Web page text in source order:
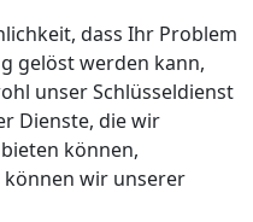
dass Ihr Problem
gelöst werden kann,
unser Schlüsseldienst
Dienste, die wir
können,
können wir unserer